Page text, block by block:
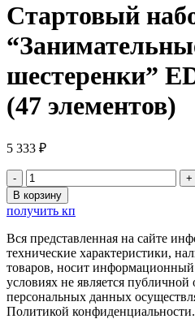
Стартовый
шестеренки”
(47 элементов)
5 333 ₽
Количество
товара
Стартовый
набор
"Занимательные
шестеренки"
EDX
Education
(47
элементов)
В корзину
получить кп
Вся представленная на сайте
технические характеристики,
товаров, носит
условиях не является
персональных данных
Политикой конфиденциальности.